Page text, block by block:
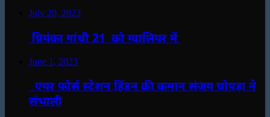
July 20, 2023
प्रियंका गांधी 21 को ग्वालियर में
June 1, 2023
एयर फोर्स स्टेशन हिंडन की कमान संजय चोपड़ा ने
संभाली